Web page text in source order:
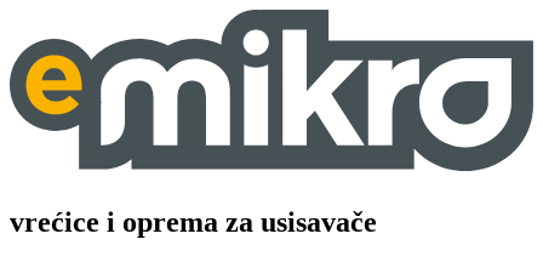
vrećice i oprema za usisavače